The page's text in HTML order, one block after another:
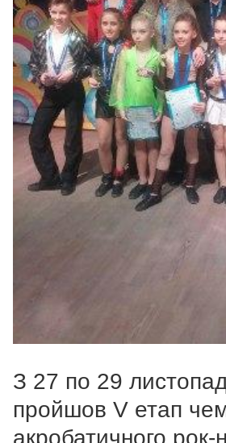
З 27 по 29
пройшов V етап
акробатичного рок-